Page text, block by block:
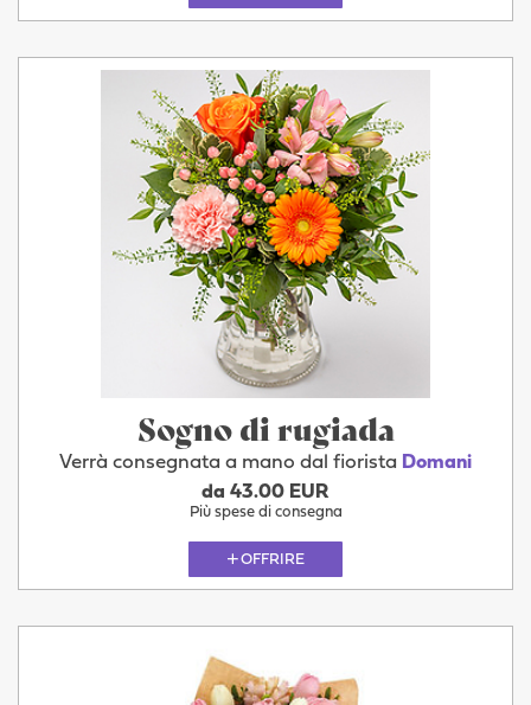
Sogno di rugiada
Verrà consegnata a mano dal fiorista Domani
da 43.00 EUR
Più spese di consegna
OFFRIRE